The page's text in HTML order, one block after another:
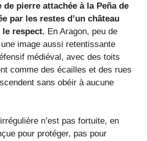
de pierre attachée à la Peña de
par les restes d’un château
respect. En Aragon, peu de
image aussi retentissante
médiéval, avec des toits
comme des écailles et des rues
sans obéir à aucune
n’est pas fortuite, en
pour protéger, pas pour